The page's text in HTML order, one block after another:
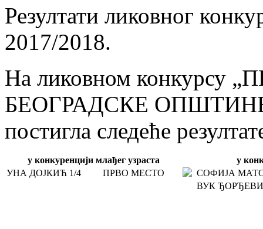
Резултати ликовног
2017/2018.
На ликовном конкурсу
БЕОГРАДСКЕ ОПШТИНЕ
постигла следеће
у конкуренцији млађег узраста
у
УНА ДОЈКИЋ 1/4
ПРВО МЕСТО
СОФИЈА
ВУК